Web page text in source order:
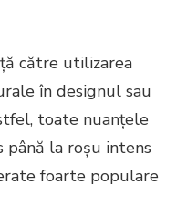
către utilizarea
în designul sau
toate nuanțele
până la roșu intens
foarte populare